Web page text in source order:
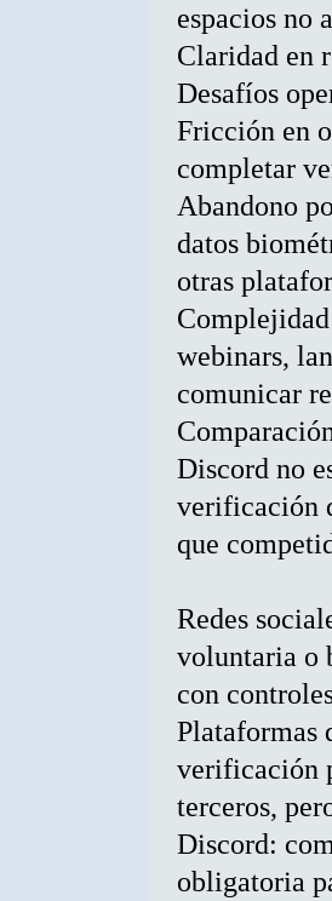
espacios no
Claridad en
Desafíos
Fricción en
completar
Abandono
datos
otras
webinars,
comunicar
Discord no
verificación
que
Redes
voluntaria o
con
Plataformas
verificación
terceros,
Discord:
obligatoria